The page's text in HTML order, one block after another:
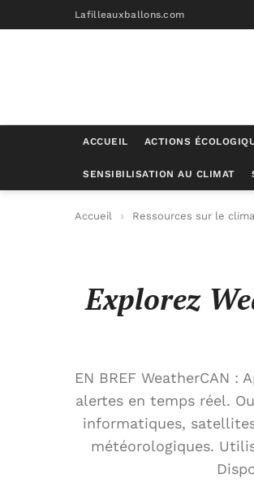
Lafilleauxballons.com
ACCUEIL ACTIONS
SENSIBILISATION AU CLIMAT
Accueil Ressources sur le
Explorez
EN BREF WeatherCAN
alertes en temps réel.
informatiques,
météorologiques.